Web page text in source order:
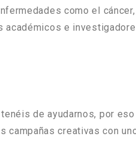
como el
e
de ayudarnos, por
campañas creativas con